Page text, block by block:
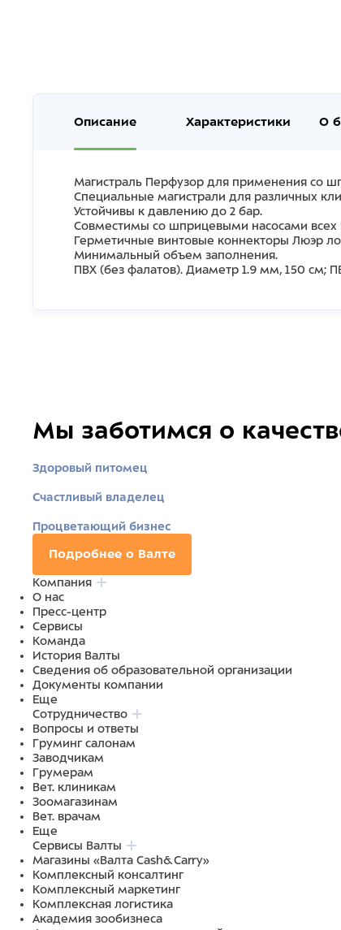
Описание Характеристики О
Магистраль Перфузор для применения со
Специальные магистрали для различных
Устойчивы к давлению до 2 бар.
Совместимы со шприцевыми насосами всех
Герметичные винтовые коннекторы Люэр
Минимальный объем заполнения.
ПВХ (без фалатов). Диаметр 1.9 мм, 150 см;
Мы заботимся о
Здоровый питомец
Счастливый владелец
Процветающий бизнес
Подробнее о Валте
Компания
О нас
Пресс-центр
Сервисы
Команда
История Валты
Сведения об образовательной организации
Документы компании
Еще
Сотрудничество
Вопросы и ответы
Груминг салонам
Заводчикам
Грумерам
Вет. клиникам
Зоомагазинам
Вет. врачам
Еще
Сервисы Валты
Магазины «Валта Cash&Carry»
Комплексный консалтинг
Комплексный маркетинг
Комплексная логистика
Академия зообизнеса